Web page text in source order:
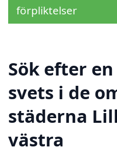
förpliktelser
Sök efter
svets i de
städerna
västra